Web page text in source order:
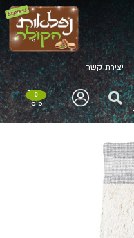
יצירת קשר
0